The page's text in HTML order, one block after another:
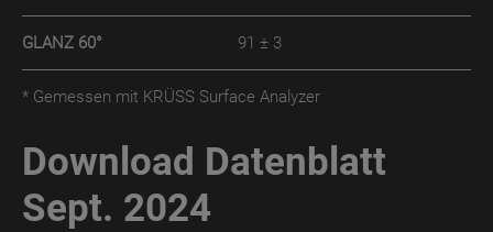
Karriere
FAQ
GLANZ 60° 91 ± 3
* Gemessen mit KRÜSS Surface Analyzer
Download Datenblatt
Sept. 2024